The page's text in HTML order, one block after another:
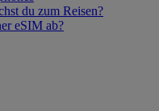
du zum Reisen?
eSIM ab?